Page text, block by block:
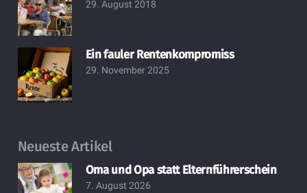
29. August 2018
Ein fauler Rentenkompromiss
29. November 2025
Neueste Artikel
Oma und Opa statt Elternführerschein
7. August 2026